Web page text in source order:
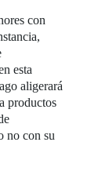
con
esta
aligerará
productos
no con su